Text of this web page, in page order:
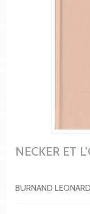
NECKER ET
BURNAND LEONARD